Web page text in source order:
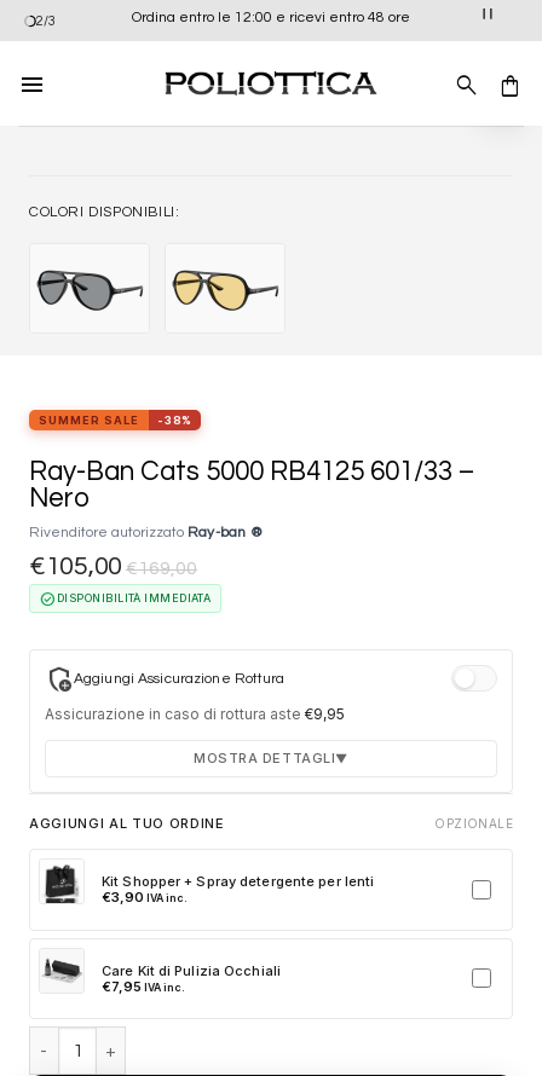
Salta
ai
contenuti
2/3 Ordina entro le 12:00 e ricevi entro 48 ore
COLORI DISPONIBILI:
SUMMER SALE -38%
Ray-Ban Cats 5000 RB4125 601/33 –
Nero
Rivenditore autorizzato Ray-ban ®
€105,00 €169,00
check_circle DISPONIBILITÀ IMMEDIATA
add_moderatorAggiungi Assicurazione Rottura
Assicurazione in caso di rottura aste €9,95
MOSTRA DETTAGLI▼
Durata 12 mesi dalla consegna dell'ordine
accidentale
Ricambi originali e certificati del produttore
Clicca sulla card per attivare l'assicurazione. Se non clicchi, non
verrà aggiunta al tuo ordine.
AGGIUNGI AL TUO ORDINE OPZIONALE
Kit Shopper + Spray detergente per lenti
€3,90 IVA inc.
Care Kit di Pulizia Occhiali
€7,95 IVA inc.